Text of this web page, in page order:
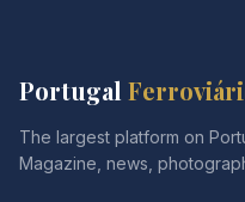
Portugal
The largest platform on
Magazine, news,